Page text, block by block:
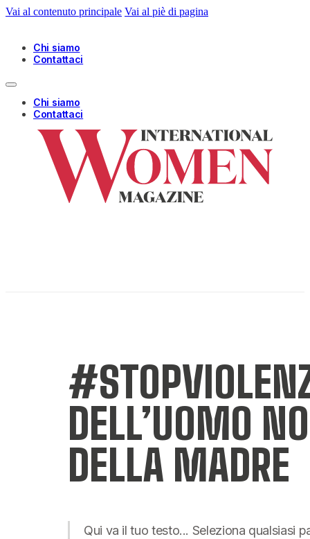
Vai al contenuto principale Vai al piè di pagina
Chi siamo
Contattaci
Chi siamo
Contattaci
DELL’UOMO
DELLA MADRE
Qui va il tuo testo... Seleziona qualsiasi